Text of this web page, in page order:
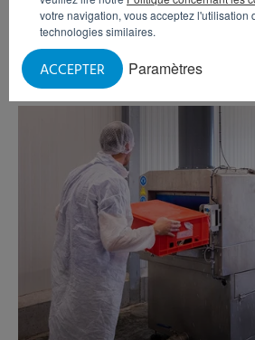
votre navigation, vous acceptez l'utilisation
technologies similaires.
Paramètres
ACCEPTER
Confiserie : sucre, sirop et pâte
Logistique : divers
de bacs/conteneurs.